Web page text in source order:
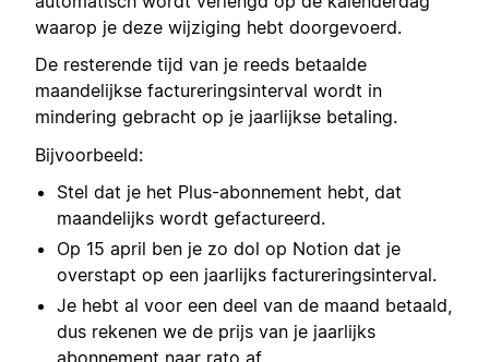
waarop je deze wijziging hebt doorgevoerd.
De resterende tijd van je reeds betaalde
maandelijkse factureringsinterval wordt in
mindering gebracht op je jaarlijkse betaling.
Bijvoorbeeld:
Stel dat je het Plus-abonnement hebt, dat
maandelijks wordt gefactureerd.
Op 15 april ben je zo dol op Notion dat je
overstapt op een jaarlijks factureringsinterval.
Je hebt al voor een deel van de maand betaald,
dus rekenen we de prijs van je jaarlijks